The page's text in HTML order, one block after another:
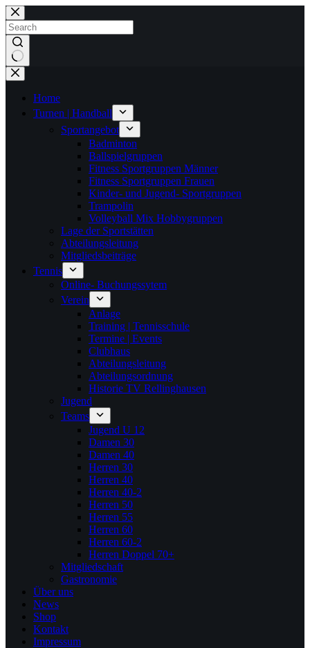
Zum
Inhalt
springen
Keine
Ergebnisse
Home
Turnen | Handball
Sportangebot
Badminton
Ballspielgruppen
Fitness Sportgruppen Männer
Fitness Sportgruppen Frauen
Kinder- und Jugend- Sportgruppen
Trampolin
Volleyball Mix Hobbygruppen
Lage der Sportstätten
Abteilungsleitung
Mitgliedsbeiträge
Tennis
Online- Buchungssytem
Verein
Anlage
Training | Tennisschule
Termine | Events
Clubhaus
Abteilungsleitung
Abteilungsordnung
Historie TV Rellinghausen
Jugend
Teams
Jugend U 12
Damen 30
Damen 40
Herren 30
Herren 40
Herren 40-2
Herren 50
Herren 55
Herren 60
Herren 60-2
Herren Doppel 70+
Mitgliedschaft
Gastronomie
Über uns
News
Shop
Kontakt
Impressum